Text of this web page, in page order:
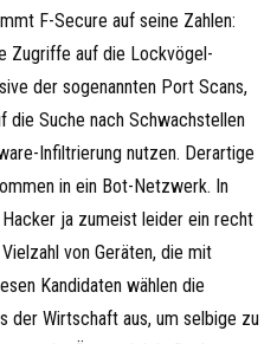
F-Secure auf seine Zahlen:
Zugriffe auf die Lockvögel-
der sogenannten Port Scans,
die Suche nach Schwachstellen
Infiltrierung nutzen. Derartige
in ein Bot-Netzwerk. In
ja zumeist leider ein recht
von Geräten, die mit
Kandidaten wählen die
der Wirtschaft aus, um selbige zu